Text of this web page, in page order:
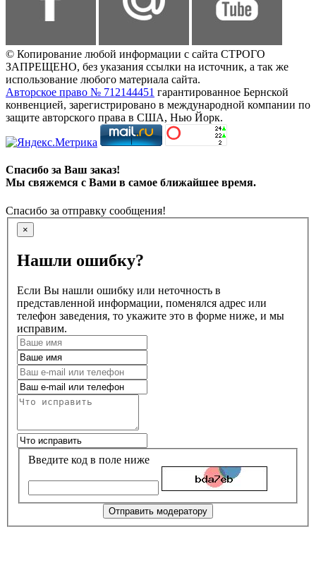
© Копирование любой информации с сайта СТРОГО
ЗАПРЕЩЕНО, без указания ссылки на источник, а так же
использование любого материала сайта.
Авторское право № 712144451 гарантированное Бернской
конвенцией, зарегистрировано в международной компании по
защите авторского права в США, Нью Йорк.
Спасибо за Ваш заказ!
Мы свяжемся с Вами в самое ближайшее время.
Спасибо за отправку сообщения!
×
Нашли ошибку?
Если Вы нашли ошибку или неточность в
представленной информации, поменялся адрес или
телефон заведения, то укажите это в форме ниже, и мы
исправим.
Введите код в поле ниже
Отправить модератору